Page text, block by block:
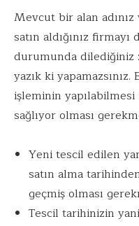
Mevcut bir alan adınız
satın aldığınız
durumunda dilediğiniz
yazık ki
işleminin yapılabilmesi
sağlıyor olması
Yeni tescil edilen
satın alma
geçmiş olması
Tescil tarihinizin